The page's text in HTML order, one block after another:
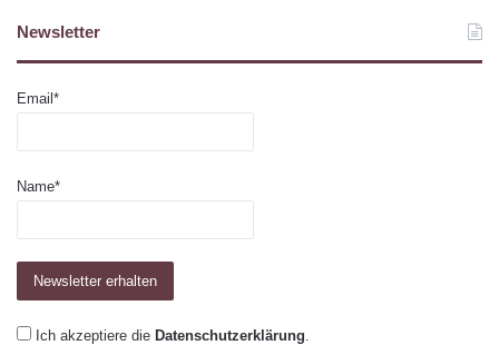
Newsletter
Email*
Name*
Ich akzeptiere die Datenschutzerklärung